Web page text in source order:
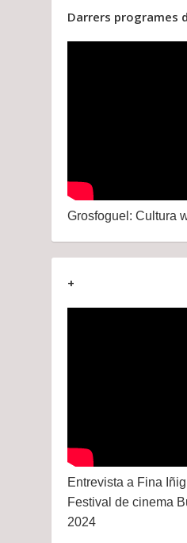
Darrers programes
Grosfoguel: Cultura
+
Entrevista a Fina
Festival de cinema
2024